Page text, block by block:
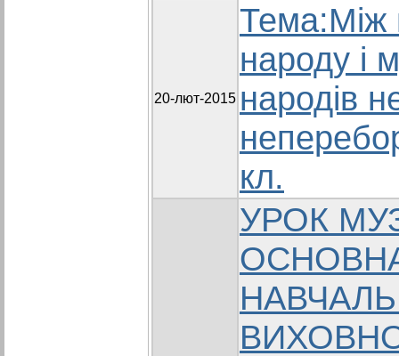
20-лют-2015
Тема:Між
народу і
народів
кл.
УРОК